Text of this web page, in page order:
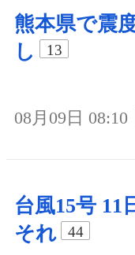
熊本県で震
し
13
08月09日 08:10
台風15号 11
それ
44